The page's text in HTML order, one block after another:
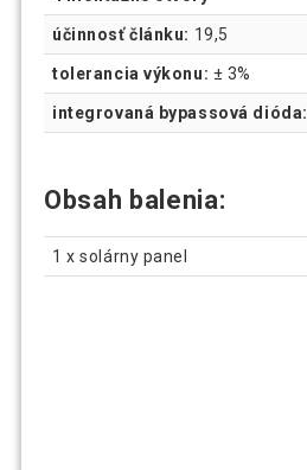
účinnosť článku: 19,5
tolerancia výkonu: ± 3%
integrovaná bypassová dióda:
Obsah balenia:
1 x solárny panel